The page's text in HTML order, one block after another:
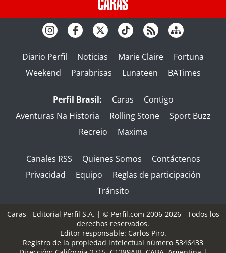
Diario Perfil Noticias Marie Claire
Fortuna
Weekend
Parabrisas Lunateen BATimes
Perfil Brasil: Caras
Contigo
Aventuras Na Historia
Rolling Stone
Sport Buzz
Recreio
Maxima
Canales RSS Quienes Somos
Contáctenos
Privacidad
Equipo
Reglas de participación
Tránsito
Caras - Editorial Perfil S.A. | © Perfil.com 2006-2026 - Todos los
derechos reservados.
Editor responsable: Carlos Piro.
Registro de la propiedad intelectual número 5346433